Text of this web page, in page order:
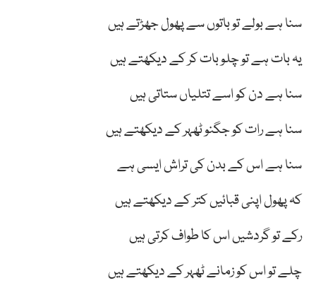
سنا ہے بولے تو باتوں سے پھول جھڑتے ہیں
یہ بات ہے تو چلو بات کر کے دیکھتے ہیں
سنا ہے دن کو اسے تتلیاں ستاتی ہیں
سنا ہے رات کو جگنو ٹھہر کے دیکھتے ہیں
سنا ہے اس کے بدن کی تراش ایسی ہے
کہ پھول اپنی قبائیں کتر کے دیکھتے ہیں
رکے تو گردشیں اس کا طواف کرتی ہیں
چلے تو اس کو زمانے ٹھہر کے دیکھتے ہیں